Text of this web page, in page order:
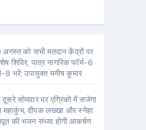
को सभी मतदान केंद्रों पर
शिविर, पात्र नागरिक फॉर्म-6
8 भरें: उपायुक्त मनीष कुमार
सोमवार पर एग्रिको में सजेगा
महाकुंभ, दीपक लख्खा और स्नेहा
की भजन संध्या होगी आकर्षण